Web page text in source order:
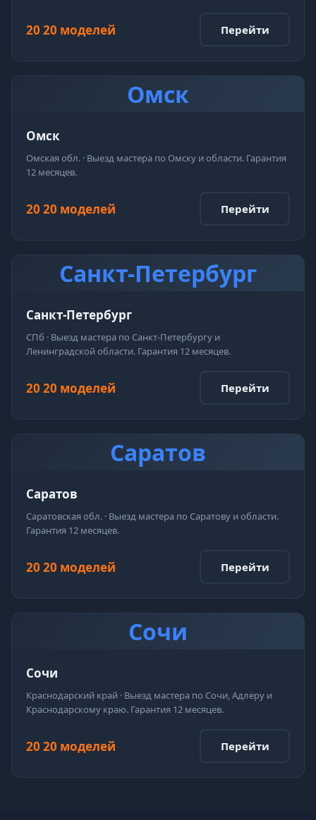
20 20 моделей Перейти
Омск
Омск
Омская обл. · Выезд мастера по Омску и области. Гарантия
12 месяцев.
20 20 моделей Перейти
Санкт-Петербург
Санкт-Петербург
СПб · Выезд мастера по Санкт-Петербургу и
Ленинградской области. Гарантия 12 месяцев.
20 20 моделей Перейти
Саратов
Саратов
Саратовская обл. · Выезд мастера по Саратову и области.
Гарантия 12 месяцев.
20 20 моделей Перейти
Сочи
Сочи
Краснодарский край · Выезд мастера по Сочи, Адлеру и
Краснодарскому краю. Гарантия 12 месяцев.
20 20 моделей Перейти